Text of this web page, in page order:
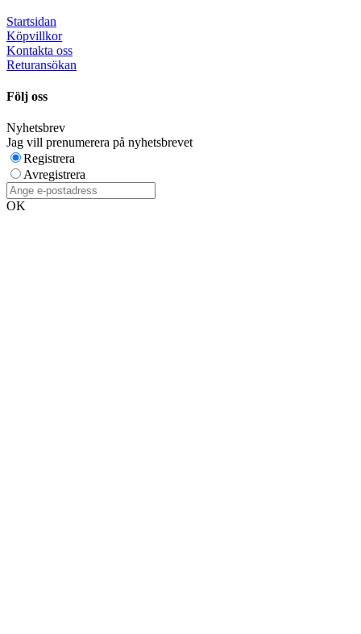
Startsidan
Köpvillkor
Kontakta oss
Returansökan
Följ oss
Nyhetsbrev
Jag vill prenumerera på nyhetsbrevet
Registrera
Avregistrera
OK